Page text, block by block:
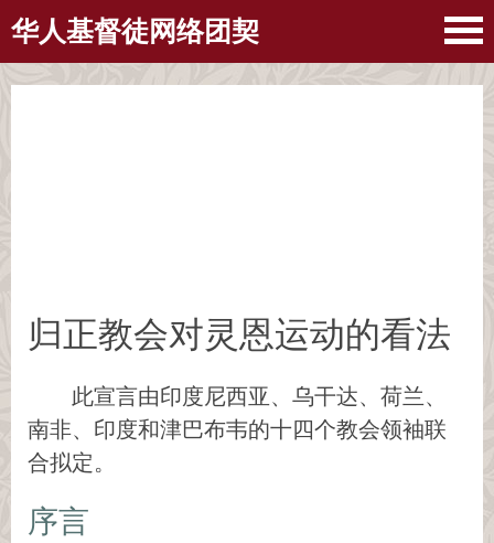
华人基督徒网络团契
归正教会对灵恩运动的看法
此宣言由印度尼西亚、乌干达、荷兰、
南非、印度和津巴布韦的十四个教会领袖联
合拟定。
序言